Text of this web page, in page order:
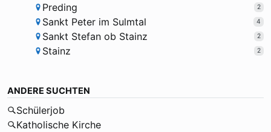
Preding 2
Sankt Peter im Sulmtal 4
Sankt Stefan ob Stainz 2
Stainz 2
ANDERE SUCHTEN
Schülerjob
Katholische Kirche